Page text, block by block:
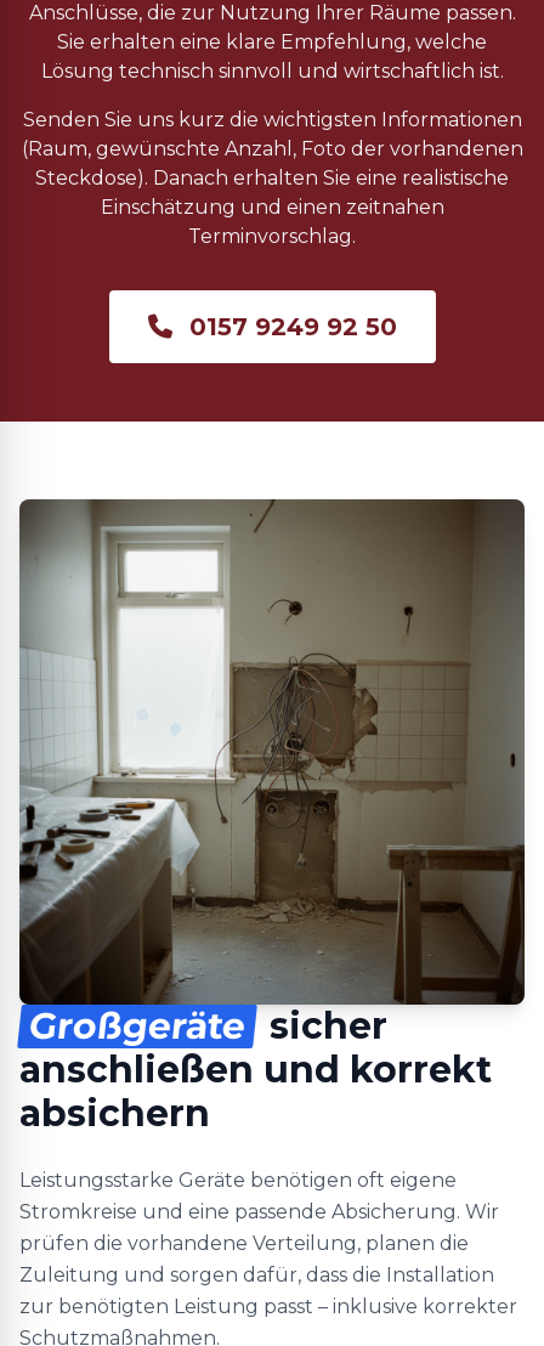
Anschlüsse, die zur Nutzung Ihrer Räume passen.
Sie erhalten eine klare Empfehlung, welche
Lösung technisch sinnvoll und wirtschaftlich ist.
Senden Sie uns kurz die wichtigsten Informationen
(Raum, gewünschte Anzahl, Foto der vorhandenen
Steckdose). Danach erhalten Sie eine realistische
Einschätzung und einen zeitnahen
Terminvorschlag.
0157 9249 92 50
Großgeräte sicher
anschließen und korrekt
absichern
Leistungsstarke Geräte benötigen oft eigene
Stromkreise und eine passende Absicherung. Wir
prüfen die vorhandene Verteilung, planen die
Zuleitung und sorgen dafür, dass die Installation
zur benötigten Leistung passt – inklusive korrekter
Schutzmaßnahmen.